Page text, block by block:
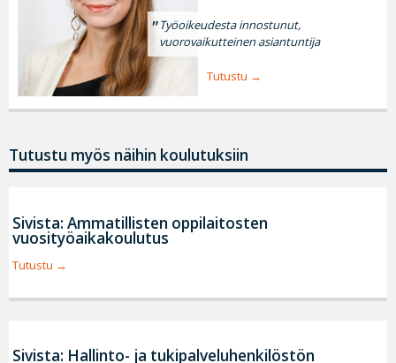
Työoikeudesta innostunut,
vuorovaikutteinen asiantuntija
Tutustu
Tutustu myös näihin koulutuksiin
Sivista: Ammatillisten oppilaitosten
vuosityöaikakoulutus
Tutustu
Sivista: Hallinto- ja tukipalveluhenkilöstön